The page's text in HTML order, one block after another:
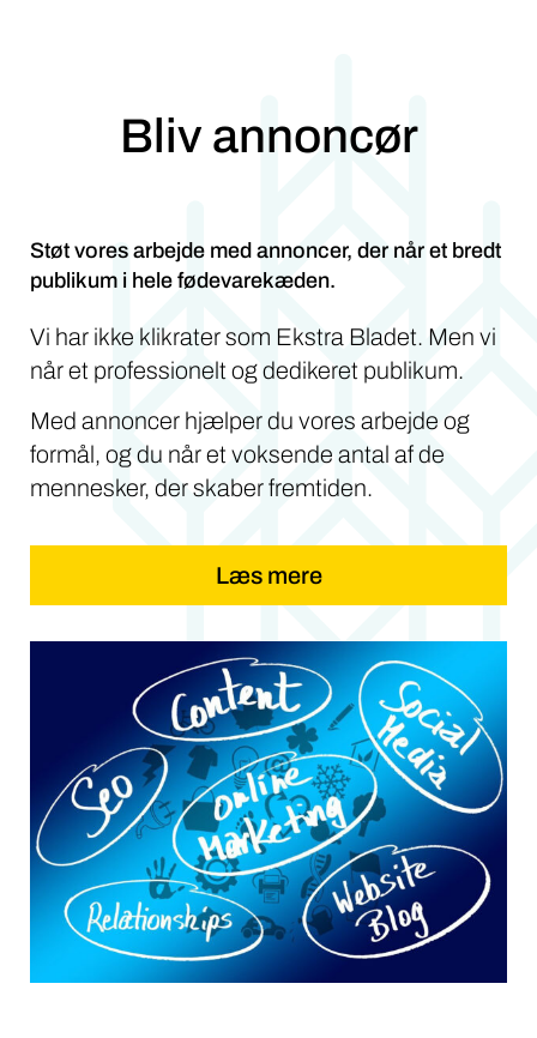
Bliv annoncør
Støt vores arbejde med annoncer, der når et bredt
publikum i hele fødevarekæden.
Vi har ikke klikrater som Ekstra Bladet. Men vi
når et professionelt og dedikeret publikum.
Med annoncer hjælper du vores arbejde og
formål, og du når et voksende antal af de
mennesker, der skaber fremtiden.
Læs mere